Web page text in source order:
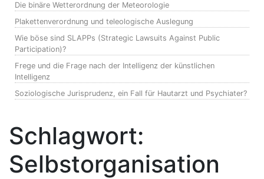
Die binäre Wetterordnung der Meteorologie
Plakettenverordnung und teleologische Auslegung
Wie böse sind SLAPPs (Strategic Lawsuits Against Public
Participation)?
Frege und die Frage nach der Intelligenz der künstlichen
Intelligenz
Soziologische Jurisprudenz, ein Fall für Hautarzt und Psychiater?
Schlagwort:
Selbstorganisation